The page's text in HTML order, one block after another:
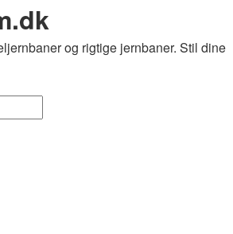
og rigtige jernbaner. Stil dine